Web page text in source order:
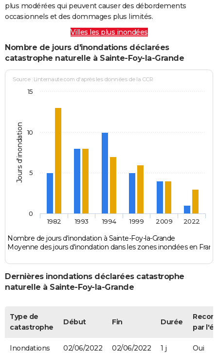
plus modérées qui peuvent causer des débordements
occasionnels et des dommages plus limités.
Villes les plus inondées
Nombre de jours d'inondations déclarées
catastrophe naturelle à Sainte-Foy-la-Grande
Jours d'inondation
Source : Linternaute.com d'après les données de la CCR
Nombre de jours d'inondation à Sainte-Foy-la-Grande
Moyenne des jours d'inondation dans les zones inondées en
1982 1993 1994 1999 2009 2022
0
5
10
15
Dernières inondations déclarées catastrophe
naturelle à Sainte-Foy-la-Grande
Type de
catastrophe
Début Fin Durée
par
Inondations
02/06/2022 02/06/2022 1 j Oui